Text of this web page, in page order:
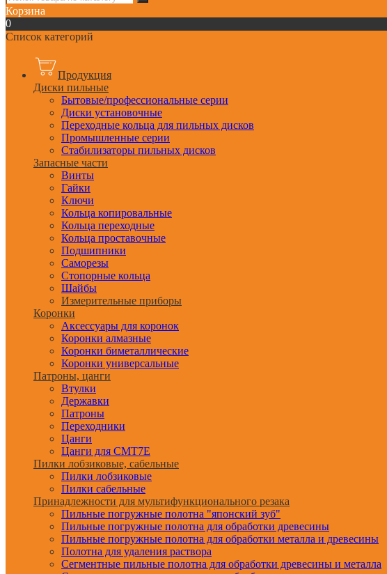
Корзина
0
Список категорий
Продукция
Диски пильные
Бытовые/профессиональные серии
Диски установочные
Переходные кольца для пильных дисков
Промышленные серии
Стабилизаторы пильных дисков
Запасные части
Винты
Гайки
Ключи
Кольца копировальные
Кольца переходные
Кольца проставочные
Подшипники
Саморезы
Стопорные кольца
Шайбы
Измерительные приборы
Коронки
Аксессуары для коронок
Коронки алмазные
Коронки биметаллические
Коронки универсальные
Патроны, цанги
Втулки
Державки
Патроны
Переходники
Цанги
Цанги для CMT7E
Пилки лобзиковые, сабельные
Пилки лобзиковые
Пилки сабельные
Принадлежности для мультифункционального резака
Пильные погружные полотна "японский зуб"
Пильные погружные полотна для обработки древесины
Пильные погружные полотна для обработки металла и древесины
Полотна для удаления раствора
Сегментные пильные полотна для обработки древесины и металла